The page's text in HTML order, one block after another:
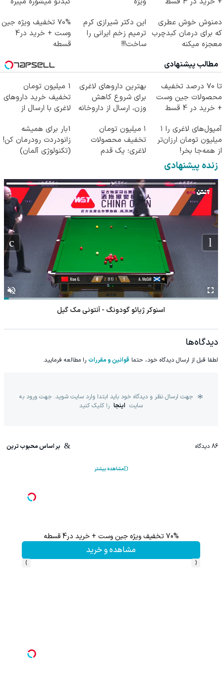
دمنوش خوش عطری
که برای درمان کبدچرب
معجزه میکنه
این دکتر شیرازی کرم
ترمیم زخم ایرانی را
ساخت!!!
70% تخفیف ویژه جین
وست + خرید در4
قسطه
مطالب پیشنهادی
تا 70 درصد تخفیف
محصولات جین وست
+ خرید در 4 قسط
بهترین داروهای لاغری
برای شروع کاهش
وزن، ارسال از داروخانه
1 میلیون تومان
تخفیف خرید داروهای
لاغری با ارسال از
آمپول‌های لاغری را ۱
میلیون تومان ارزان‌تر
از همه‌جا بخر!
۱ میلیون تومان
تخفیف محصولات
لاغری؛ یک قدم
1بار برای همیشه
زانودردت رودرمان کن!
(تکنولوژی آلمان)
زنده پیشنهادی
اسنوکر ژیائو گودونگ - آنتونی مک گیل
دیدگاه‌ها
لطفا قبل از ارسال دیدگاه خود، حتما قوانین و مقررات را مطالعه فرمایید.
جهت ارسال نظر و دیدگاه خود باید ابتدا وارد سایت شوید. جهت ورود به
سایت اینجا را کلیک کنید
86 دیدگاه بر اساس محبوب ترین
مشاهده بیشتر
70% تخفیف ویژه جین وست + خرید در4 قسطه
مشاهده و خرید
‹
›